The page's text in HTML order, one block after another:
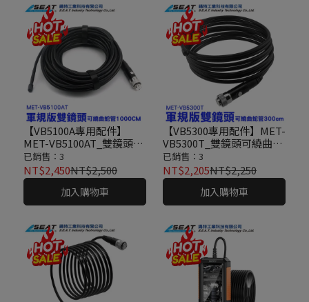
【VB5100A專用配件】
MET-VB5100AT_雙鏡頭可
繞曲蛇管(1000公分)
已銷售：3
NT$2,450NT$2,500
加入購物車
【VB5300專用配件】MET-
VB5300T_雙鏡頭可繞曲蛇
管(300公分)
已銷售：3
NT$2,205NT$2,250
加入購物車